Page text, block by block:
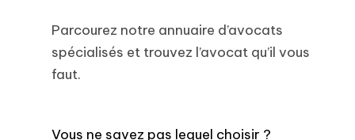
Parcourez notre annuaire d’avocats
spécialisés et trouvez l’avocat qu’il vous
faut.
Vous ne savez pas lequel choisir ?